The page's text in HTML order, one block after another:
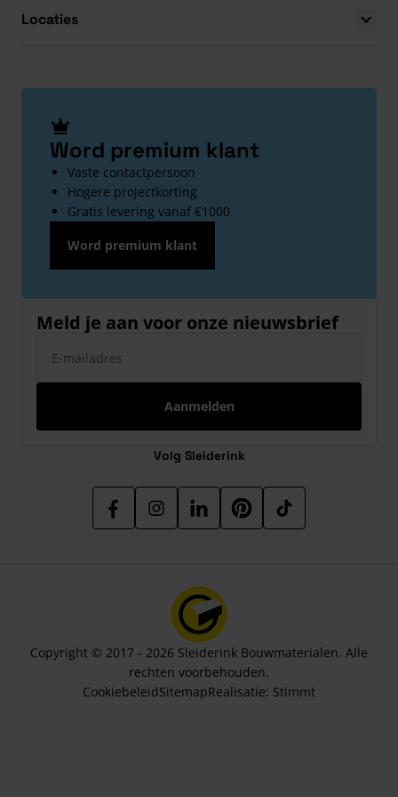
Locaties
Word premium klant
Vaste contactpersoon
Hogere projectkorting
Gratis levering vanaf €1000
Word premium klant
Meld je aan voor onze nieuwsbrief
Aanmelden
Volg Sleiderink
Copyright © 2017 - 2026 Sleiderink Bouwmaterialen. Alle
rechten voorbehouden.
CookiebeleidSitemapRealisatie: Stimmt